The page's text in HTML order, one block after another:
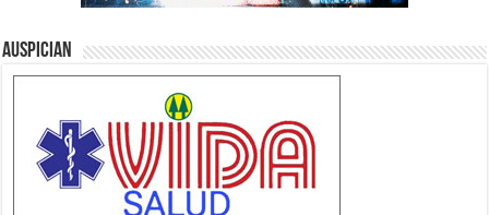
Auspician